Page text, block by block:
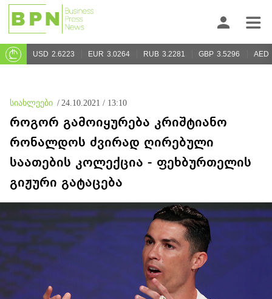
USD 2.6223 EUR 3.0264 RUB 3.2281 GBP 3.5296 AED
სიახლეები / 24.10.2021 / 13:10
როგორ გამოიყურება კრიშტიანო
რონალდოს ძვირად ღირებული
საათების კოლექცია - ფეხბურთელის
გიჟური გატაცება